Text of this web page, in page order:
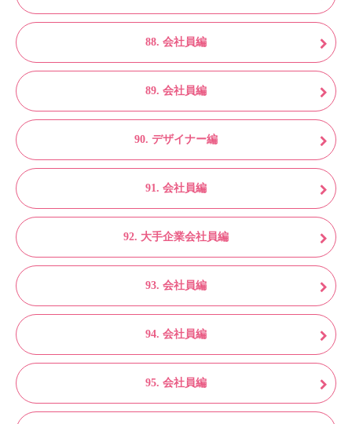
88. 会社員編
89. 会社員編
90. デザイナー編
91. 会社員編
92. 大手企業会社員編
93. 会社員編
94. 会社員編
95. 会社員編